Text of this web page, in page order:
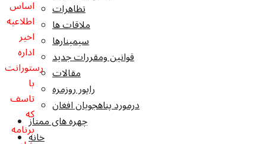
تظاهرات
ملاقات ها
سيمينارها
قوانين ومقررات جديد
مقالات
راپور روزمره
درمورد پناهجويان افغان
چهره های ممتاز
خانه
اساس
اطلاعیه
اخیر
اداره
رستورانت
با
تاسف
که
برنامه